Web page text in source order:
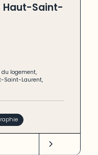
Haut-Saint-
du logement,
Saint-Laurent,